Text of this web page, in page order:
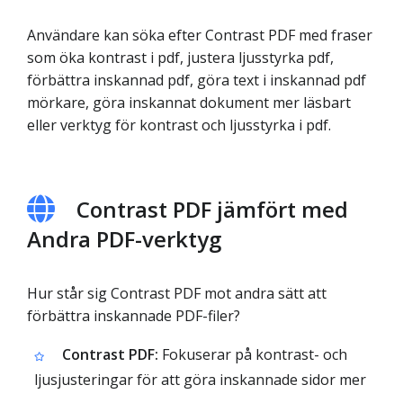
Användare kan söka efter Contrast PDF med fraser
som öka kontrast i pdf, justera ljusstyrka pdf,
förbättra inskannad pdf, göra text i inskannad pdf
mörkare, göra inskannat dokument mer läsbart
eller verktyg för kontrast och ljusstyrka i pdf.
Contrast PDF jämfört med
Andra PDF-verktyg
Hur står sig Contrast PDF mot andra sätt att
förbättra inskannade PDF-filer?
Contrast PDF: Fokuserar på kontrast- och
ljusjusteringar för att göra inskannade sidor mer